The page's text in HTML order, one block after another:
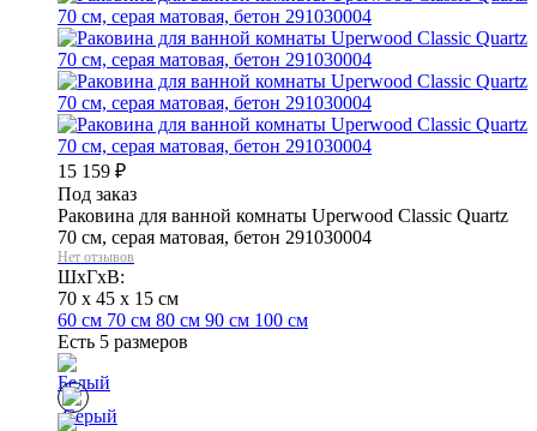
15 159 ₽
Под заказ
Раковина для ванной комнаты Uperwood Classic Quartz
70 см, серая матовая, бетон 291030004
Нет отзывов
ШхГхВ:
70 x 45 x 15 см
60 см 70 см 80 см 90 см 100 см
Есть 5 размеров